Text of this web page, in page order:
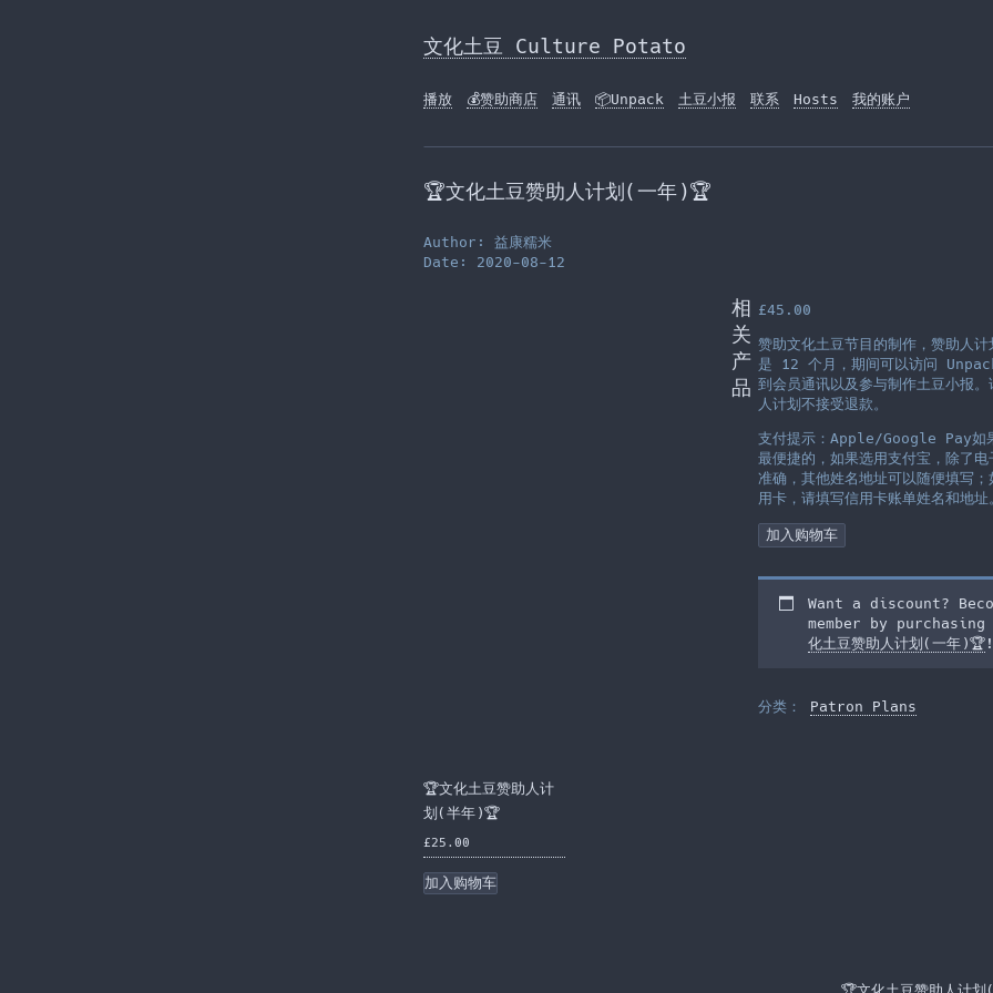
to
the
文化土豆 Culture Potato
播放 💰赞助商店 通讯 📦Unpack 土豆小报 联系 Hosts 我的账户
🏆文化土豆赞助人计划(一年)🏆
Author: 益康糯米
Date: 2020-08-12
£45.00
赞助文化土豆节目的制作，赞助人计
是 12 个月，期间可以访问
到会员通讯以及参与制作土豆小报。
人计划不接受退款。
支付提示：Apple/Google Pay如
最便捷的，如果选用支付宝，除了电
准确，其他姓名地址可以随便填写；
用卡，请填写信用卡账单姓名和地址
🏆
文
划
加入购物车
Want a discount?
member by
化土豆赞助人计划(一年)🏆 !
分类： Patron Plans
相
关
产
品
🏆文化土豆赞助人计
划(半年)🏆
£25.00
加入购物车